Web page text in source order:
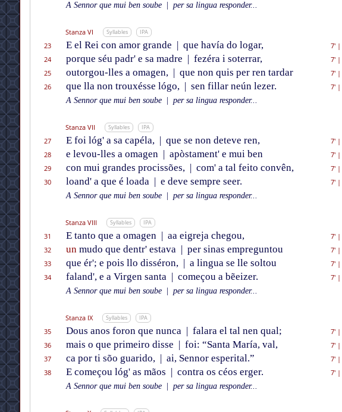
A Sennor que mui ben soube
per sa lingua responder...
Stanza VI Syllables IPA
23 E el Rei con amor grande | que havía do logar, 7'|
24
porque séu padr' e sa madre | fezéra i soterrar, 7'|
25
outorgou-lles a omagen, | que non quis per ren tardar 7'|
26
que lla non trouxésse lógo, | sen fillar neún lezer. 7'|
A Sennor que mui ben soube
per sa lingua responder...
Stanza VII Syllables IPA
27 E foi lóg' a sa capéla, | que se non deteve ren, 7'|
28
e levou-lles a omagen | apòstament' e mui ben 7'|
29
con mui grandes procissões, | com' a tal feito convên, 7'|
30
loand' a que é loada | e deve sempre seer. 7'|
A Sennor que mui ben soube
per sa lingua responder...
Stanza VIII Syllables IPA
31 E tanto que a omagen | aa eigreja chegou, 7'|
32
unmudo que dentr' estava | per sinas empreguntou 7'|
33
que ér'; e pois llo disséron, | a lingua se lle soltou 7'|
34
faland', e a Virgen santa | começou a bẽeizer. 7'|
A Sennor que mui ben soube
per sa lingua responder...
Stanza IX Syllables IPA
35 Dous anos foron que nunca | falara el tal nen qual; 7'|
36
mais o que primeiro disse | foi: “Santa María, val, 7'|
37
ca por ti sõo guarido, | ai, Sennor esperital.” 7'|
38
E começou lóg' as mãos | contra os céos erger. 7'|
A Sennor que mui ben soube
per sa lingua responder...